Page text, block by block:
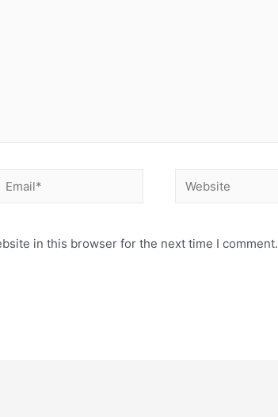
Email* Website
in this browser for the next time I comment.